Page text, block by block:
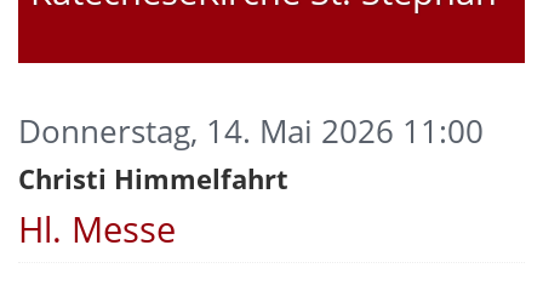
Hl. Messe
Donnerstag, 14. Mai 2026 11:00
Christi Himmelfahrt